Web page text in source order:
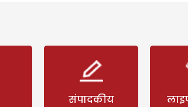
संपादकीय